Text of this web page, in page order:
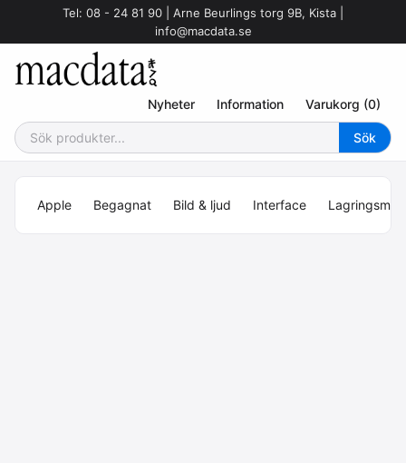
Tel: 08 - 24 81 90 | Arne Beurlings torg 9B, Kista |
info@macdata.se
Nyheter Information Varukorg (0)
Apple Begagnat Bild & ljud Interface